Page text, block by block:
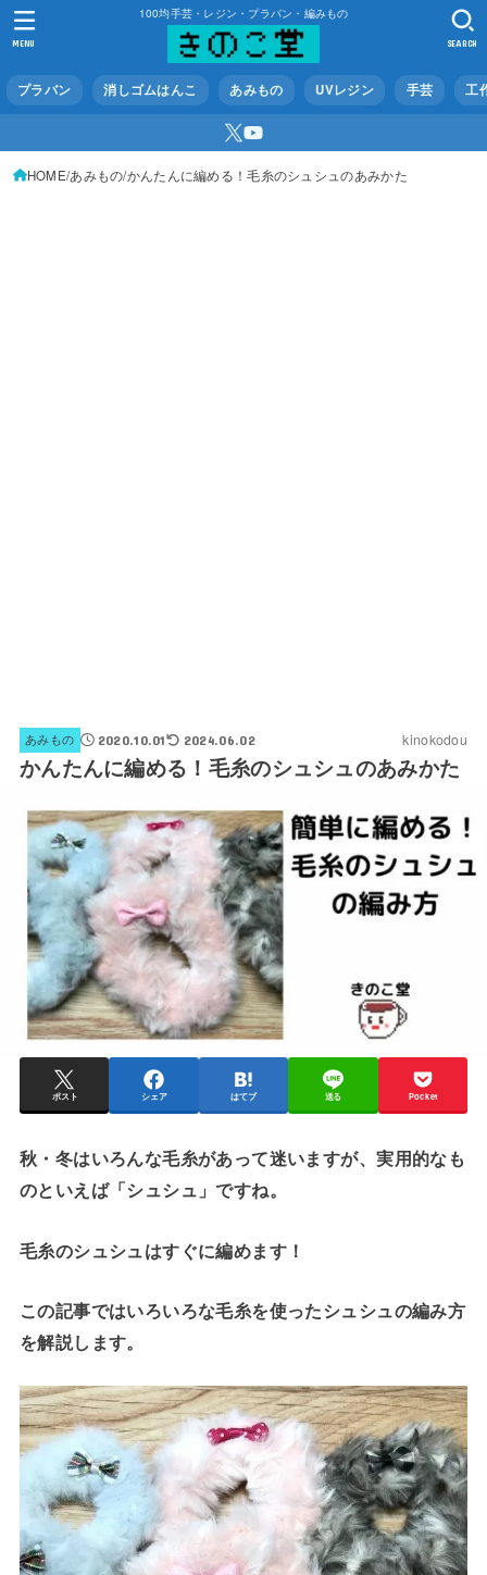
100均手芸・レジン・プラバン・編みもの
プラバン 消しゴムはんこ あみもの UVレジン 手芸 工
SEARCH
MENU
HOME あみもの かんたんに編める！毛糸のシュシュのあみかた
あみもの 2020.10.01 2024.06.02 kinokodou
かんたんに編める！毛糸のシュシュのあみかた
ポスト シェア はてブ 送る Pocket
秋・冬はいろんな毛糸があって迷いますが、実用的なも
のといえば「シュシュ」ですね。
毛糸のシュシュはすぐに編めます！
この記事ではいろいろな毛糸を使ったシュシュの編み方
を解説します。